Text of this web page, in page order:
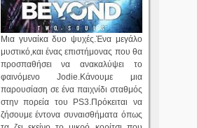
Μια γυναίκα δυο ψυχές.Ένα μεγάλο
μυστικό,και ένας επιστήμονας που θα
προσπαθήσει να ανακαλύψει το
φαινόμενο Jodie.Κάνουμε μια
παρουσίαση σε ένα παιχνίδι σταθμός
στην πορεία του PS3.Πρόκειται να
ζήσουμε έντονα συναισθήματα όπως